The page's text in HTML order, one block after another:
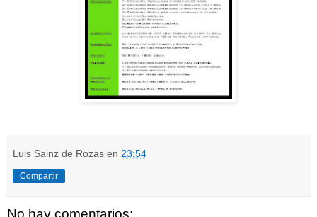
Luis Sainz de Rozas en 23:54
Compartir
No hay comentarios: